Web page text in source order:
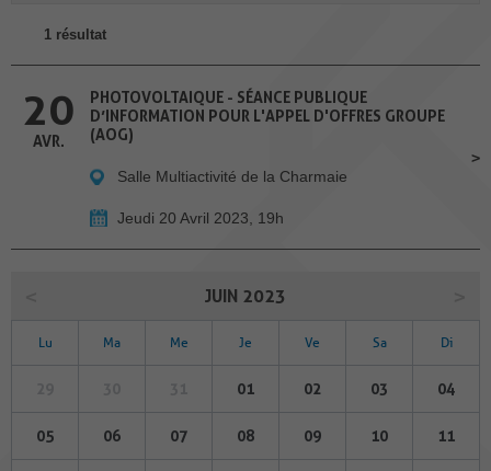
1 résultat
20
AVR.
PHOTOVOLTAIQUE - SÉANCE PUBLIQUE
D’INFORMATION POUR L'APPEL D'OFFRES GROUPE
(AOG)
Salle Multiactivité de la Charmaie
Jeudi 20 Avril 2023, 19h
JUIN 2023
Lu Ma Me Je Ve Sa Di
01 02 03 04
05 06 07 08 09 10 11